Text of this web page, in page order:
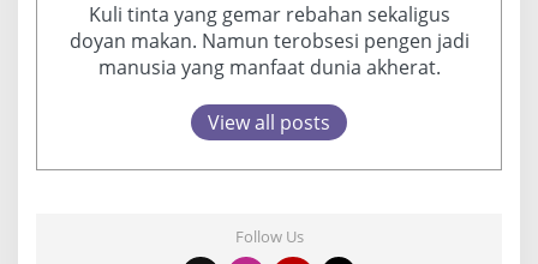
Kuli tinta yang gemar rebahan sekaligus
doyan makan. Namun terobsesi pengen jadi
manusia yang manfaat dunia akherat.
View all posts
Follow Us